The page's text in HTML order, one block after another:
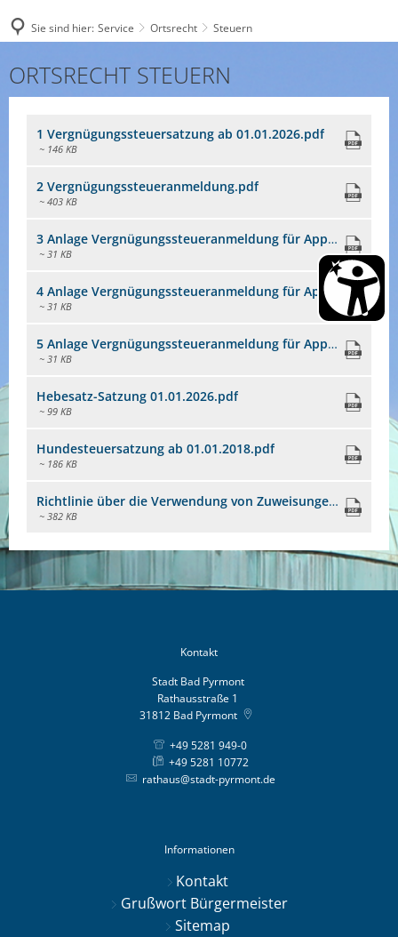
Sie sind hier: Service Ortsrecht Steuern
Steuern
ORTSRECHT STEUERN
1 Vergnügungssteuersatzung ab 01.01.2026.pdf
~ 146 KB
2 Vergnügungssteueranmeldung.pdf
~ 403 KB
3 Anlage Vergnügungssteueranmeldung für Apparate mit Gewalttätigkeiten.pdf
~ 31 KB
~ 31 KB
5 Anlage Vergnügungssteueranmeldung für Apparate ohne Gewinnmöglichkeit.pdf
~ 31 KB
Hebesatz-Satzung 01.01.2026.pdf
~ 99 KB
Hundesteuersatzung ab 01.01.2018.pdf
~ 186 KB
Richtlinie über die Verwendung von Zuweisungen nach § 6 EEG.pdf
~ 382 KB
Kontakt
Stadt Bad Pyrmont
Rathausstraße 1
31812 Bad Pyrmont
+49 5281 949-0
+49 5281 10772
rathaus@stadt-pyrmont.de
Informationen
Kontakt
Grußwort Bürgermeister
Sitemap